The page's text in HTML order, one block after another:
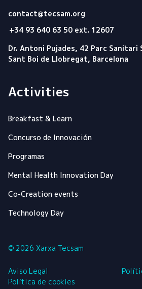
contact@tecsam.org
+34 93 640 63 50 ext. 12607
Dr. Antoni Pujades, 42 Parc Sanitari
Sant Boi de Llobregat, Barcelona
Activities
Breakfast & Learn
Concurso de Innovación
Programas
Mental Health Innovation Day
Co-Creation events
Technology Day
© 2026 Xarxa Tecsam
Aviso Legal
Política de cookies